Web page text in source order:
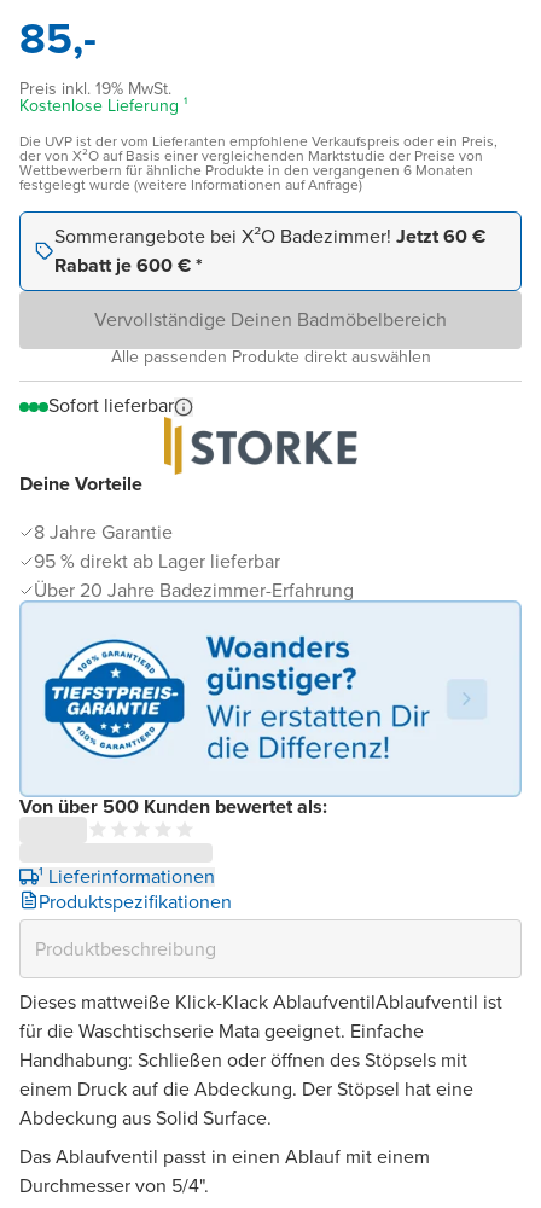
Deine Vorteile
8 Jahre Garantie
95 % direkt ab Lager lieferbar
Über 20 Jahre Badezimmer-Erfahrung
Von über 500 Kunden bewertet als:
¹ Lieferinformationen
Produktspezifikationen
85,-
Preis inkl. 19% MwSt.
Kostenlose Lieferung ¹
Die UVP ist der vom Lieferanten empfohlene Verkaufspreis oder ein Preis,
der von X²O auf Basis einer vergleichenden Marktstudie der Preise von
Wettbewerbern für ähnliche Produkte in den vergangenen 6 Monaten
festgelegt wurde (weitere Informationen auf Anfrage)
Sommerangebote bei X²O Badezimmer! Jetzt 60 €
Rabatt je 600 € *
Vervollständige Deinen Badmöbelbereich
Alle passenden Produkte direkt auswählen
Sofort lieferbar
Dieses mattweiße Klick-Klack AblaufventilAblaufventil ist
für die Waschtischserie Mata geeignet. Einfache
Handhabung: Schließen oder öffnen des Stöpsels mit
einem Druck auf die Abdeckung. Der Stöpsel hat eine
Abdeckung aus Solid Surface.
Das Ablaufventil passt in einen Ablauf mit einem
Durchmesser von 5/4".